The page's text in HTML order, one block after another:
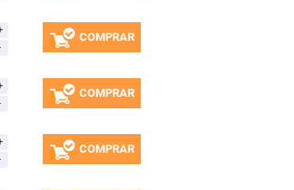
COMPRAR
COMPRAR
COMPRAR